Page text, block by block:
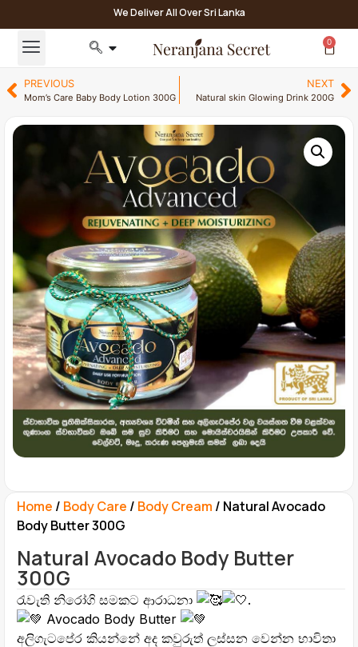
We Deliver All Over Sri Lanka
0
PREVIOUS
Mom’s Care Baby Body Lotion 300G
NEXT
Natural skin Glowing Drink 200G
Home / Body Care / Body Cream / Natural Avocado
Body Butter 300G
Natural Avocado Body Butter
300G
රැවැති නිරෝගි සමකට ආරාධනා
.
Avocado Body Butter
අලිගැටපේර කියන්නේ අද කවුරුත් ලස්සන වෙන්න භාවිතා